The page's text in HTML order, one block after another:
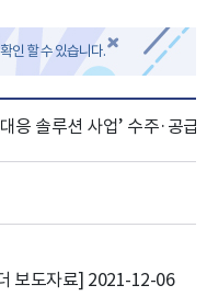
인 할 수 있습니다.
응 솔루션 사업’ 수주·공급
보도자료] 2021-12-06